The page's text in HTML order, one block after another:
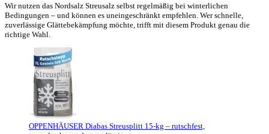
Wir nutzen das Nordsalz Streusalz selbst regelmäßig bei winterlichen
Bedingungen – und können es uneingeschränkt empfehlen. Wer schnelle,
zuverlässige Glättebekämpfung möchte, trifft mit diesem Produkt genau die
richtige Wahl.
OPPENHÄUSER Diabas Streusplitt 15-kg – rutschfest,